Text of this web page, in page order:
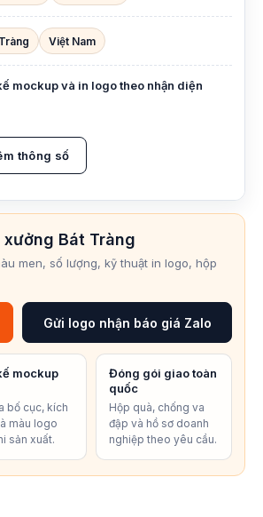
Việt Nam
mockup và in logo theo nhận diện
thông số
Bát Tràng
men, số lượng, kỹ thuật in logo, hộp
Gửi logo nhận báo giá Zalo
mockup
bố cục, kích
màu logo
sản xuất.
Đóng gói giao toàn
quốc
Hộp quà, chống va
đập và hồ sơ doanh
nghiệp theo yêu cầu.